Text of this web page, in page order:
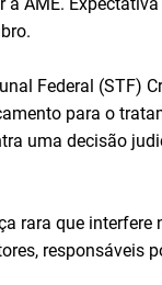
Federal (STF)
para o
uma decisão
rara que
responsáveis